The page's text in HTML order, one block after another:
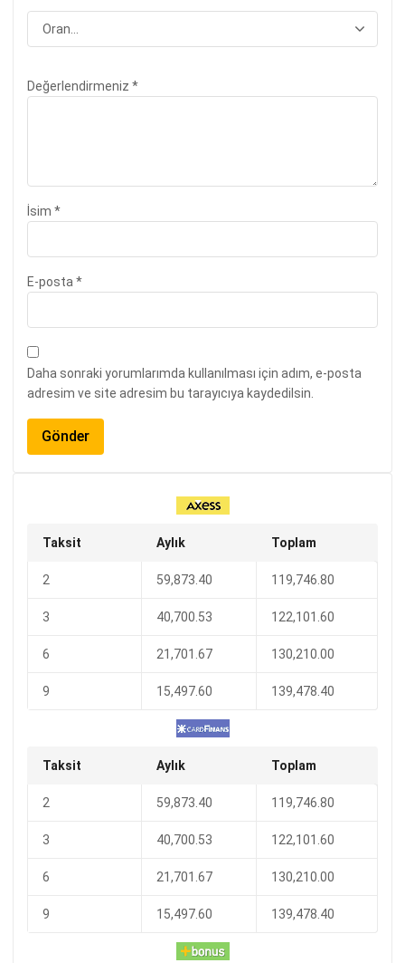
Değerlendirmeniz *
İsim *
E-posta *
Daha sonraki yorumlarımda kullanılması için adım, e-posta
adresim ve site adresim bu tarayıcıya kaydedilsin.
Taksit Aylık Toplam
2 59,873.40 119,746.80
3 40,700.53 122,101.60
6 21,701.67 130,210.00
9 15,497.60 139,478.40
Taksit Aylık Toplam
2 59,873.40 119,746.80
3 40,700.53 122,101.60
6 21,701.67 130,210.00
9 15,497.60 139,478.40